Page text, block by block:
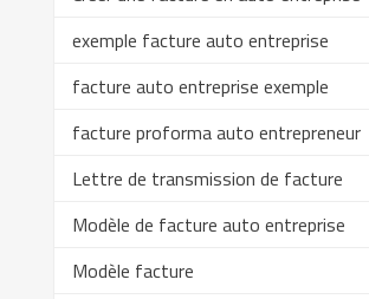
exemple facture auto entreprise
facture auto entreprise exemple
facture proforma auto entrepreneur
Lettre de transmission de facture
Modèle de facture auto entreprise
Modèle facture